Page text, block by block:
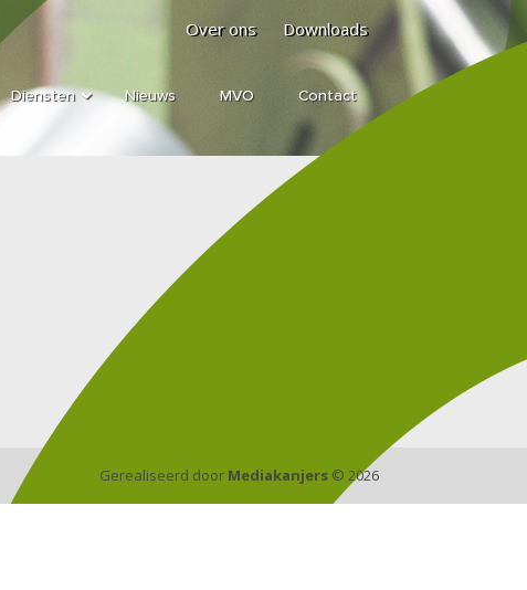
Over ons Downloads
Diensten Nieuws MVO Contact
Gerealiseerd door Mediakanjers© 2026